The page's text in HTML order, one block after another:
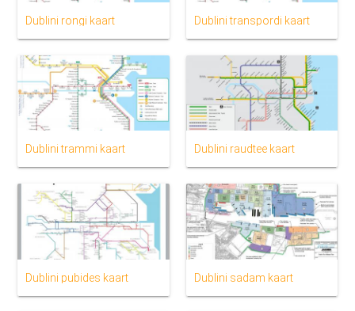
Dublini rongi kaart Dublini transpordi kaart
Dublini trammi kaart Dublini raudtee kaart
Dublini pubides kaart Dublini sadam kaart